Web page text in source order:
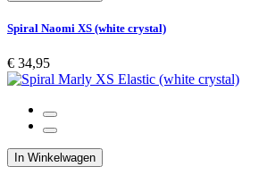
Spiral Naomi XS (white crystal)
€ 34,95
In Winkelwagen